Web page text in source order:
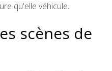
qu'elle véhicule.
scènes de